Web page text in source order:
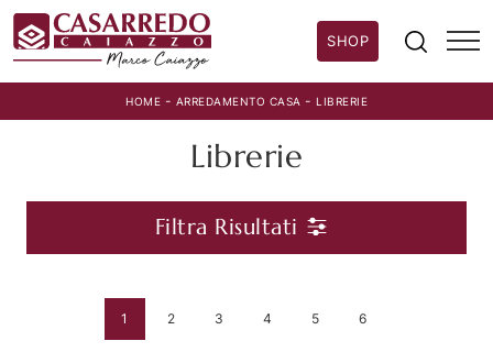
SHOP
HOME - ARREDAMENTO CASA - LIBRERIE
Librerie
Filtra Risultati
1 2 3 4 5 6